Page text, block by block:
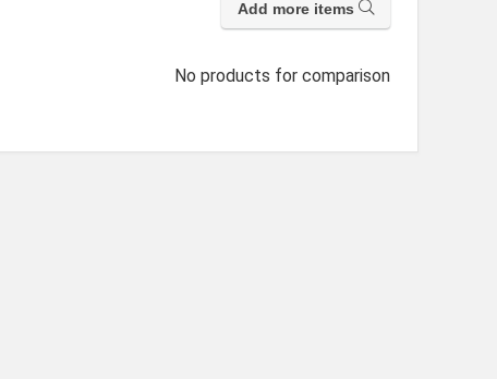
No products for comparison